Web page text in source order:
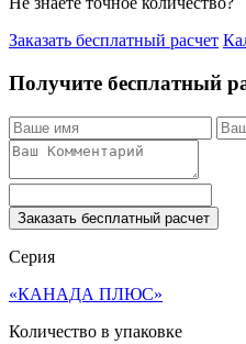
Заказать бесплатный расчет
Получите бесплатный
Заказать бесплатный расчет
Серия
«КАНАДА ПЛЮС»
Количество в упаковке